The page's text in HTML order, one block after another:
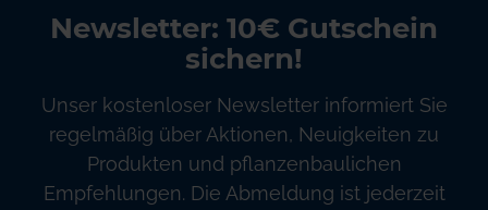
Newsletter: 10€ Gutschein
sichern!
Unser kostenloser Newsletter informiert Sie
regelmäßig über Aktionen, Neuigkeiten zu
Produkten und pflanzenbaulichen
Empfehlungen. Die Abmeldung ist jederzeit